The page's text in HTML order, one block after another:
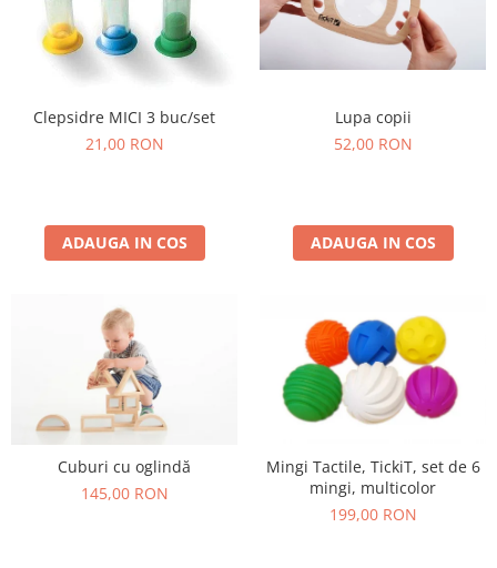
Clepsidre MICI 3 buc/set
21,00 RON
ADAUGA IN COS
Lupa copii
52,00 RON
ADAUGA IN COS
Cuburi cu oglindă
145,00 RON
Mingi Tactile, TickiT, set de 6
mingi, multicolor
199,00 RON